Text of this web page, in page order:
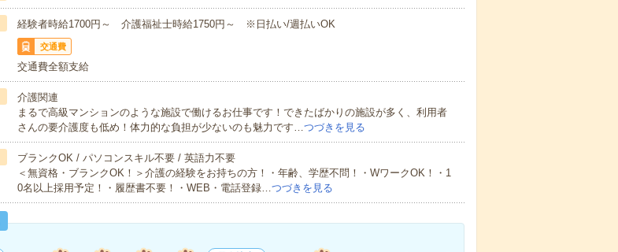
経験者時給1700円～ 介護福祉士時給1750円～ ※日払い/週払いOK
交通費
交通費全額支給
介護関連
まるで高級マンションのような施設で働けるお仕事です！できたばかりの施設が多く、利用者
さんの要介護度も低め！体力的な負担が少ないのも魅力です…つづきを見る
ブランクOK / パソコンスキル不要 / 英語力不要
＜無資格・ブランクOK！＞介護の経験をお持ちの方！・年齢、学歴不問！・WワークOK！・1
0名以上採用予定！・履歴書不要！・WEB・電話登録…つづきを見る